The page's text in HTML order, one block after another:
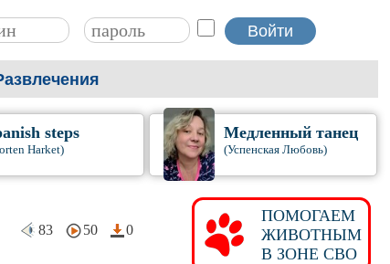
steps
Harket)
Медленный танец
(Успенская Любовь)
83 50 0
ПОМОГАЕМ
ЖИВОТНЫМ
В ЗОНЕ СВО